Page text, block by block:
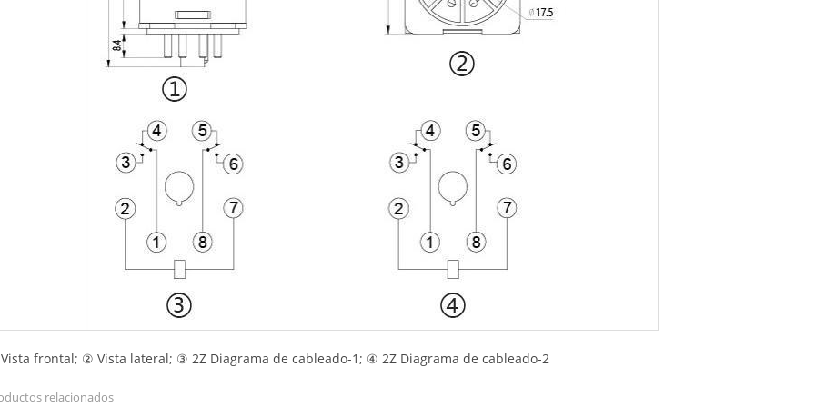
frontal; ② Vista lateral; ③ 2Z Diagrama de cableado-1; ④ 2Z Diagrama de cableado-2
relacionados